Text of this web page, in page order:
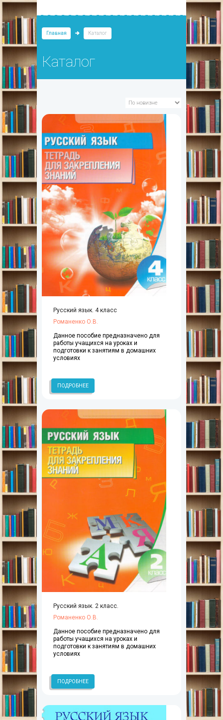
Главная Каталог
Каталог
Русский язык. 4 класс
Романенко О.В.
Данное пособие предназначено для
работы учащихся на уроках и
подготовки к занятиям в домашних
условиях
ПОДРОБНЕЕ
Русский язык. 2 класс.
Романенко О.В.
Данное пособие предназначено для
работы учащихся на уроках и
подготовки к занятиям в домашних
условиях
ПОДРОБНЕЕ